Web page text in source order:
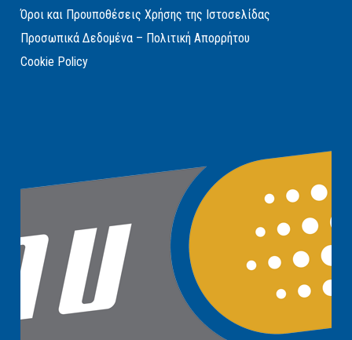
Όροι και Προυποθέσεις Χρήσης της Ιστοσελίδας
Προσωπικά Δεδομένα – Πολιτική Απορρήτου
Cookie Policy